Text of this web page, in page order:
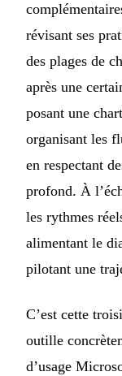
révisant ses
des plages de
après une
posant une
organisant les
en respectant
profond. À
les rythmes
alimentant le
pilotant une
C’est cette
outille
d’usage